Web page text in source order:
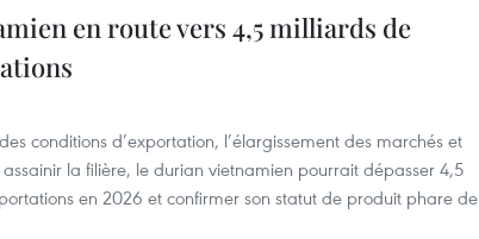
en route vers 4,5 milliards de
conditions d’exportation, l’élargissement des marchés et
la filière, le durian vietnamien pourrait dépasser 4,5
en 2026 et confirmer son statut de produit phare de